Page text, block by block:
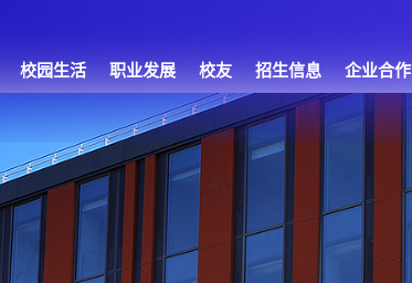
校园生活 职业发展 校友 招生信息 企业合作